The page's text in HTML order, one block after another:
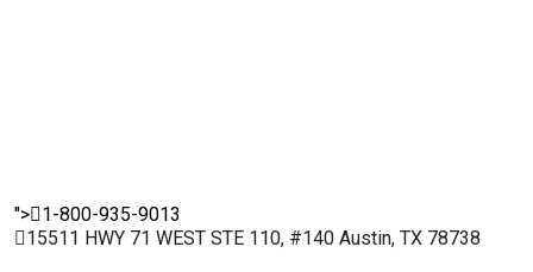
"> 1-800-935-9013
15511 HWY 71 WEST STE 110, #140 Austin, TX 78738